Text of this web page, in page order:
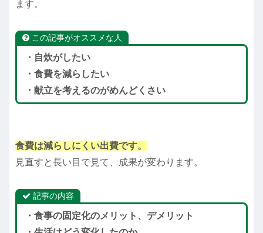
ます。
この記事がオススメな人
・自炊がしたい
・食費を減らしたい
・献立を考えるのがめんどくさい
食費は減らしにくい出費です。
見直すと長い目で見て、成果が変わります。
記事の内容
・食事の固定化のメリット、デメリット